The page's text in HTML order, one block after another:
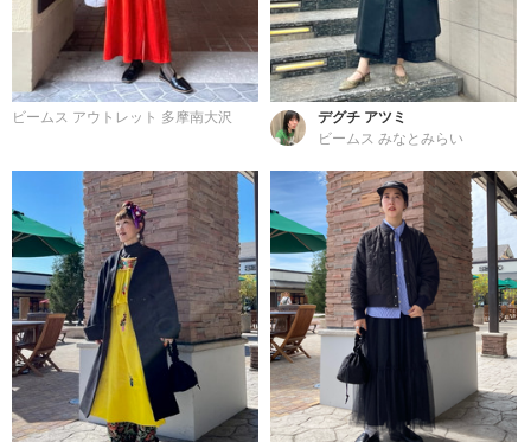
ビームス アウトレット 多摩南大沢
デグチ アツミ
ビームス みなとみらい